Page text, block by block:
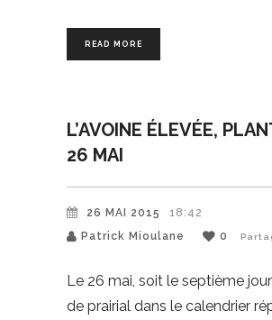
READ MORE
L’AVOINE ÉLEVÉE,
26 MAI
26 MAI 2015
18:42
Patrick Mioulane
0
Le 26 mai, soit le septième
de prairial dans le calendrier